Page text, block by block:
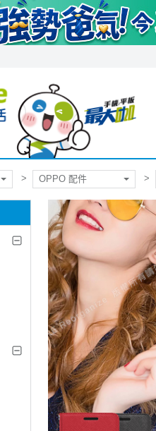
OPPO 配件